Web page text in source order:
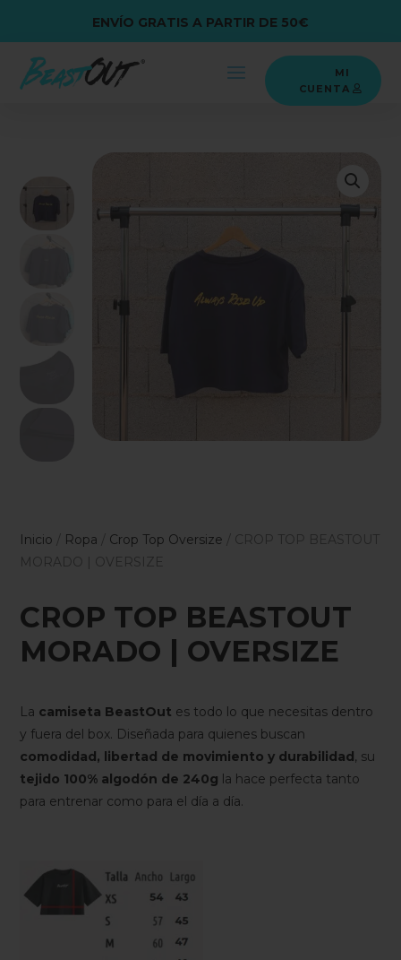
ENVÍO GRATIS A PARTIR DE 50€
MI
CUENTA
Inicio Ropa Crop Top Oversize / CROP TOP BEASTOUT
MORADO | OVERSIZE
CROP TOP BEASTOUT
MORADO | OVERSIZE
La camiseta BeastOut es todo lo que necesitas dentro
y fuera del box. Diseñada para quienes buscan
comodidad, libertad de movimiento y durabilidad, su
tejido 100% algodón de 240g la hace perfecta tanto
para entrenar como para el día a día.